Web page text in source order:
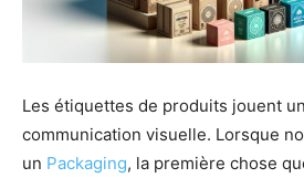
Les étiquettes de produits jouent
communication visuelle. Lorsque
un Packaging, la première chose